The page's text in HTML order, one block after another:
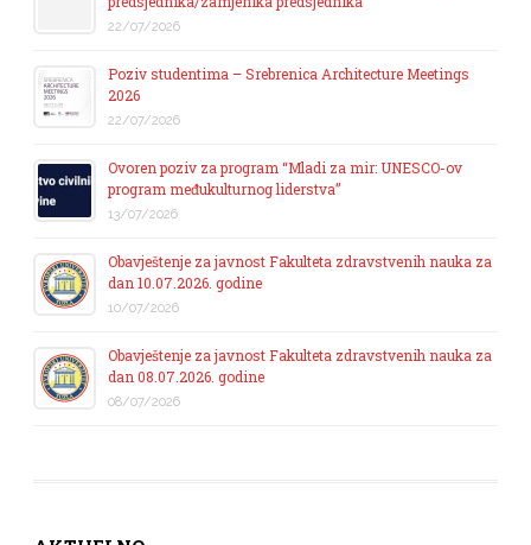
22/07/2026
Poziv studentima – Srebrenica Architecture Meetings
2026
22/07/2026
Ovoren poziv za program “Mladi za mir: UNESCO-ov
program međukulturnog liderstva”
13/07/2026
Obavještenje za javnost Fakulteta zdravstvenih nauka za
dan 10.07.2026. godine
10/07/2026
Obavještenje za javnost Fakulteta zdravstvenih nauka za
dan 08.07.2026. godine
08/07/2026